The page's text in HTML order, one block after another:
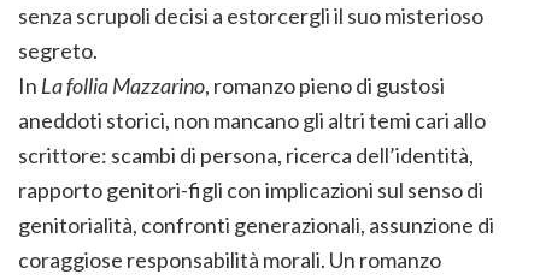
senza scrupoli decisi a estorcergli il suo misterioso
segreto.
In La follia Mazzarino, romanzo pieno di gustosi
aneddoti storici, non mancano gli altri temi cari allo
scrittore: scambi di persona, ricerca dell’identità,
rapporto genitori-figli con implicazioni sul senso di
genitorialità, confronti generazionali, assunzione di
coraggiose responsabilità morali. Un romanzo